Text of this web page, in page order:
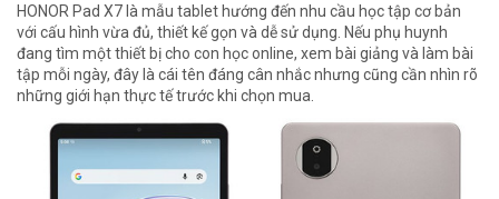
HONOR Pad X7 là mẫu tablet hướng đến nhu cầu học tập cơ bản
với cấu hình vừa đủ, thiết kế gọn và dễ sử dụng. Nếu phụ huynh
đang tìm một thiết bị cho con học online, xem bài giảng và làm bài
tập mỗi ngày, đây là cái tên đáng cân nhắc nhưng cũng cần nhìn rõ
những giới hạn thực tế trước khi chọn mua.